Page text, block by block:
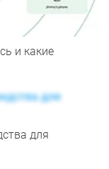
и какие
для